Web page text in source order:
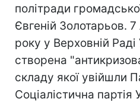
політради
Євгеній Золотарьов.
року у Верховній Раді
створена
складу якої увійшли
Соціалістична партія